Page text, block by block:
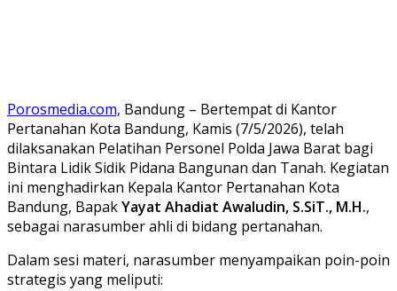
Porosmedia.com, Bandung – Bertempat di Kantor
Pertanahan Kota Bandung, Kamis (7/5/2026), telah
dilaksanakan Pelatihan Personel Polda Jawa Barat bagi
Bintara Lidik Sidik Pidana Bangunan dan Tanah. Kegiatan
ini menghadirkan Kepala Kantor Pertanahan Kota
Bandung, BapakYayat Ahadiat Awaludin, S.SiT., M.H.,
sebagai narasumber ahli di bidang pertanahan.
​Dalam sesi materi, narasumber menyampaikan poin-poin
strategis yang meliputi: